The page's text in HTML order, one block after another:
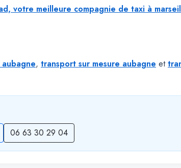
votre meilleure compagnie de taxi à
, transport sur mesure aubagne et
06 63 30 29 04